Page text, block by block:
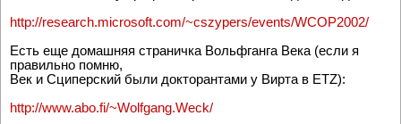
http://research.microsoft.com/~cszypers/events/WCOP2002/
Есть еще домашняя страничка Вольфганга Века (если я
правильно помню,
Век и Сциперский были докторантами у Вирта в ETZ):
http://www.abo.fi/~Wolfgang.Weck/